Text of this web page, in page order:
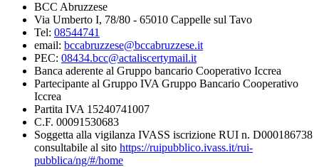
BCC Abruzzese
Via Umberto I, 78/80 - 65010 Cappelle sul Tavo
Tel: 08544741
email: bccabruzzese@bccabruzzese.it
PEC: 08434.bcc@actaliscertymail.it
Banca aderente al Gruppo bancario Cooperativo Iccrea
Partecipante al Gruppo IVA Gruppo Bancario Cooperativo
Iccrea
Partita IVA 15240741007
C.F. 00091530683
Soggetta alla vigilanza IVASS iscrizione RUI n. D000186738
consultabile al sito https://ruipubblico.ivass.it/rui-
pubblica/ng/#/home